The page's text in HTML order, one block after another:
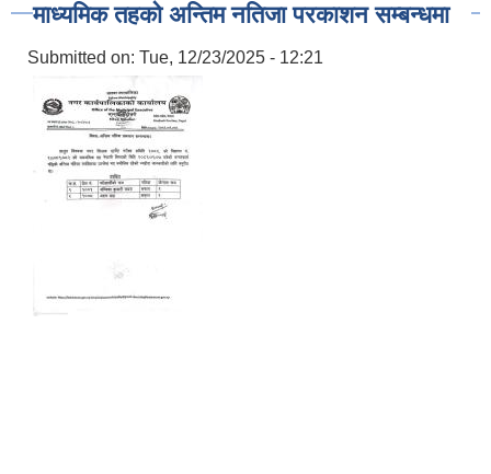
माध्यमिक तहको अन्तिम नतिजा परकाशन सम्बन्धमा
Submitted on: Tue, 12/23/2025 - 12:21